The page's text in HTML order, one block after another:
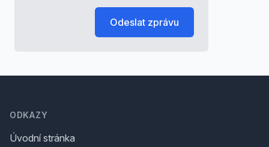
Odeslat zprávu
ODKAZY
Úvodní stránka